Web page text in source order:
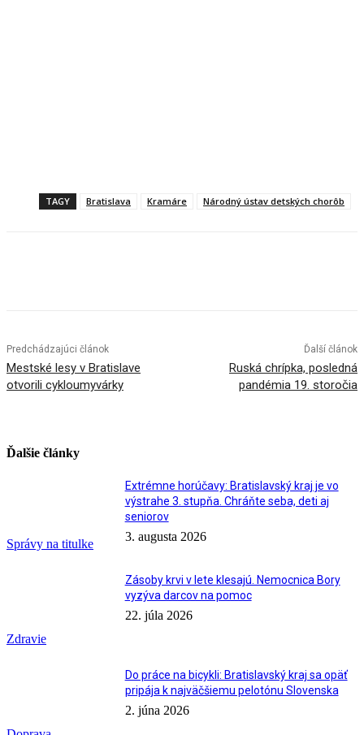
TAGY Bratislava Kramáre Národný ústav detských chorôb
Predchádzajúci článok
Mestské lesy v Bratislave
otvorili cykloumyvárky
Ďalší článok
Ruská chrípka, posledná
pandémia 19. storočia
Ďalšie články
Správy na titulke
Extrémne horúčavy: Bratislavský kraj je vo
výstrahe 3. stupňa. Chráňte seba, deti aj
seniorov
3. augusta 2026
Zdravie
Zásoby krvi v lete klesajú. Nemocnica Bory
vyzýva darcov na pomoc
22. júla 2026
Do práce na bicykli: Bratislavský kraj sa opäť
pripája k najväčšiemu pelotónu Slovenska
2. júna 2026